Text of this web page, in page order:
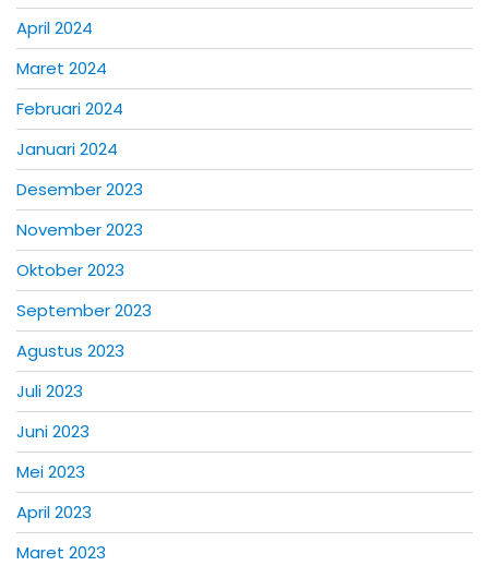
April 2024
Maret 2024
Februari 2024
Januari 2024
Desember 2023
November 2023
Oktober 2023
September 2023
Agustus 2023
Juli 2023
Juni 2023
Mei 2023
April 2023
Maret 2023